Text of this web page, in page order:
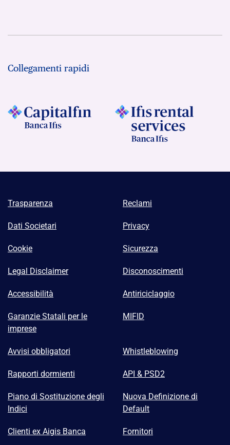
Collegamenti rapidi
Trasparenza Reclami
Dati Societari Privacy
Cookie Sicurezza
Legal Disclaimer Disconoscimenti
Accessibilità Antiriciclaggio
Garanzie Statali per le
imprese
MIFID
Avvisi obbligatori Whistleblowing
Rapporti dormienti API & PSD2
Piano di Sostituzione degli
Indici
Nuova Definizione di
Default
Clienti ex Aigis Banca Fornitori